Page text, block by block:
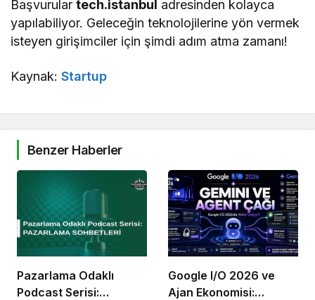
Başvurulartech.istanbul adresinden kolayca
yapılabiliyor. Geleceğin teknolojilerine yön vermek
isteyen girişimciler için şimdi adım atma zamanı!
Kaynak:Startup
Benzer Haberler
Pazarlama Odaklı
Podcast Serisi:
Google I/O 2026 ve
Ajan Ekonomisi: